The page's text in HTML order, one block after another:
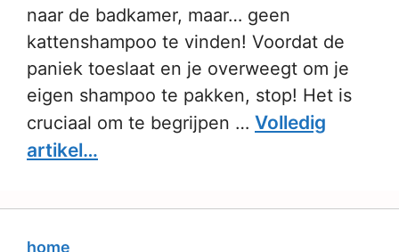
naar de badkamer, maar… geen
kattenshampoo te vinden! Voordat de
paniek toeslaat en je overweegt om je
eigen shampoo te pakken, stop! Het is
cruciaal om te begrijpen … Volledig
artikel…
home